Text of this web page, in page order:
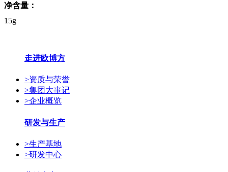
净含量：
15g
走进欧博方
>资质与荣誉
>集团大事记
>企业概览
研发与生产
>生产基地
>研发中心